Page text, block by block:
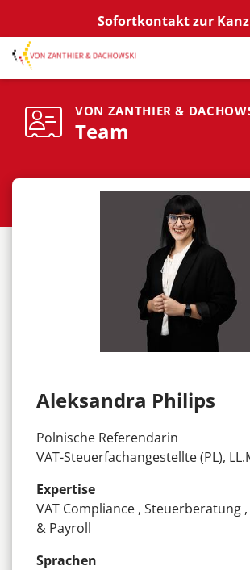
Sofortkontakt zur
Berlin
+49 30 88 03 59 0
Poznań / Warszawa
+48 61 85 82 55 0
berlin@vonzanthier.com
poznan@vonzanthier.com
VON ZANTHIER &
Team
Aleksandra Philips
Polnische Referendarin
VAT-Steuerfachangestellte (PL),
Expertise
VAT Compliance , Steuerberatung
& Payroll
Sprachen